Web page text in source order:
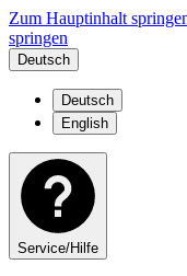
Zum Hauptinhalt
springen
Deutsch
Deutsch
English
Service/Hilfe